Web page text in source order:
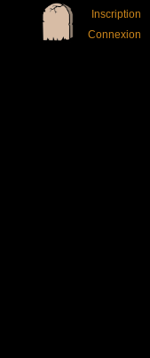
Inscription
Connexion